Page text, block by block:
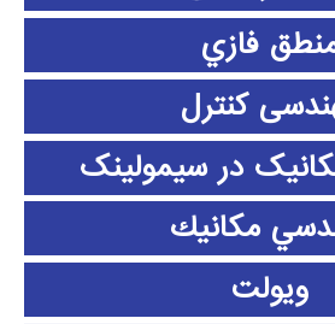
فازي
کنترل
در سیمولینک
مكانيك
ویولت